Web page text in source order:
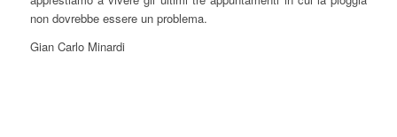
non dovrebbe essere un problema.
Gian Carlo Minardi